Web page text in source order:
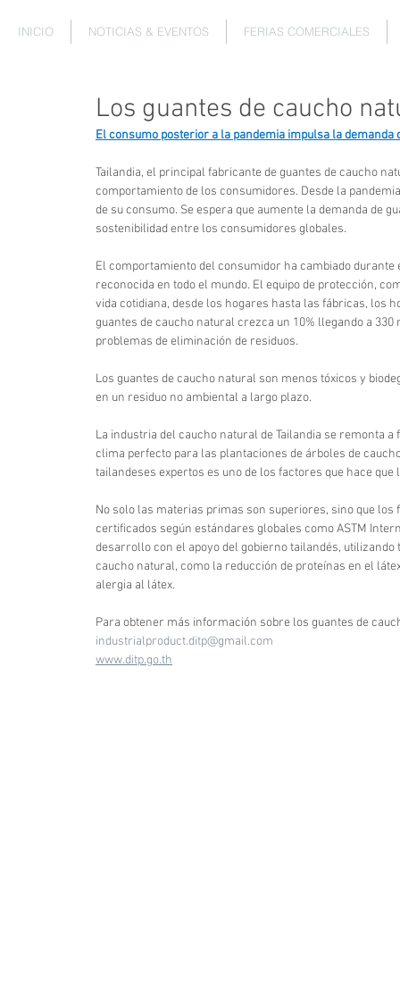
INICIO NOTICIAS & EVENTOS FERIAS COMERCIALES
Los guantes de caucho
El consumo posterior a la pandemia impulsa la
Tailandia, el principal fabricante de guantes de caucho
comportamiento de los consumidores. Desde la
de su consumo. Se espera que aumente la demanda de
sostenibilidad entre los consumidores globales.
El comportamiento del consumidor ha cambiado
reconocida en todo el mundo. El equipo de protección,
vida cotidiana, desde los hogares hasta las fábricas, los
guantes de caucho natural crezca un 10% llegando a
problemas de eliminación de residuos.
Los guantes de caucho natural son menos tóxicos y
en un residuo no ambiental a largo plazo.
La industria del caucho natural de Tailandia se remonta
clima perfecto para las plantaciones de árboles de
tailandeses expertos es uno de los factores que hace
No solo las materias primas son superiores, sino que
certificados según estándares globales como ASTM
desarrollo con el apoyo del gobierno tailandés,
caucho natural, como la reducción de proteínas en el
alergia al látex.
Para obtener más información sobre los guantes de
industrialproduct.ditp@gmail.com
www.ditp.go.th